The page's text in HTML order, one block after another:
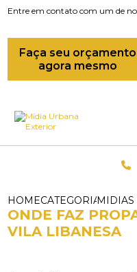
Entre em contato com um de
Faça seu orçamento
agora mesmo
HOMECATEGORIASMIDIAS
ONDE FAZ
VILA LIBANESA